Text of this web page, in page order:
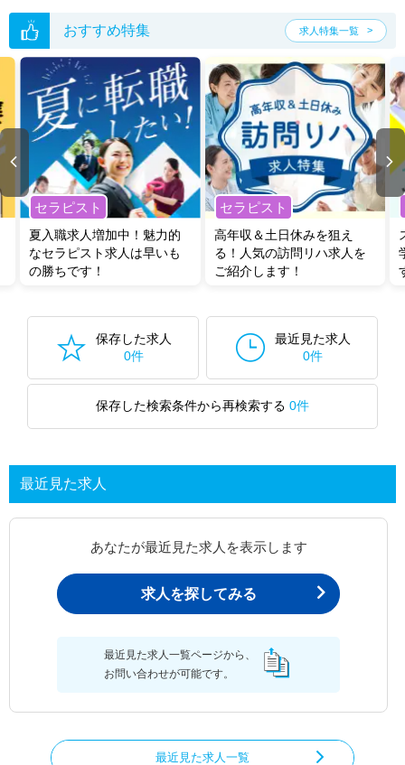
おすすめ特集 求人特集一覧
セラピスト
夏入職求人増加中！魅力的
なセラピスト求人は早いも
の勝ちです！
セラピスト
高年収＆土日休みを狙え
る！人気の訪問リハ求人を
ご紹介します！
保存した求人
0件
最近見た求人
0件
保存した検索条件から再検索する 0件
最近見た求人
あなたが最近見た求人を表示します
求人を探してみる
最近見た求人一覧ページから、
お問い合わせが可能です。
最近見た求人一覧